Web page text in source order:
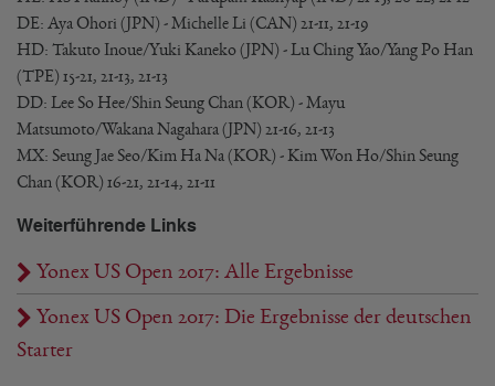
DE: Aya Ohori (JPN) - Michelle Li (CAN) 21-11, 21-19
HD: Takuto Inoue/Yuki Kaneko (JPN) - Lu Ching Yao/Yang Po Han
(TPE) 15-21, 21-13, 21-13
DD: Lee So Hee/Shin Seung Chan (KOR) - Mayu
Matsumoto/Wakana Nagahara (JPN) 21-16, 21-13
MX: Seung Jae Seo/Kim Ha Na (KOR) - Kim Won Ho/Shin Seung
Chan (KOR) 16-21, 21-14, 21-11
Weiterführende Links
Yonex US Open 2017: Alle Ergebnisse
Yonex US Open 2017: Die Ergebnisse der deutschen
Starter